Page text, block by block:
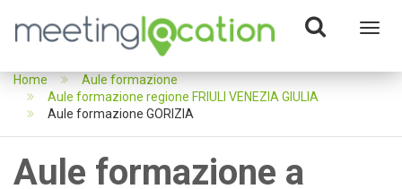
Home
Aule formazione
Aule formazione regione FRIULI VENEZIA GIULIA
Aule formazione GORIZIA
Aule formazione a